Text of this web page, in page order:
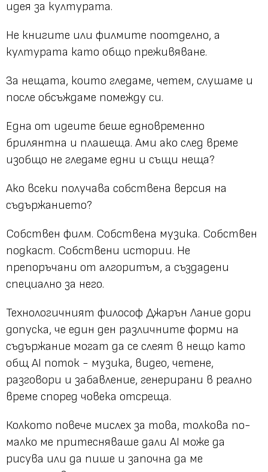
идея за културата.
Не книгите или филмите поотделно, а
културата като общо преживяване.
За нещата, които гледаме, четем, слушаме и
после обсъждаме помежду си.
Една от идеите беше едновременно
брилянтна и плашеща. Ами ако след време
изобщо не гледаме едни и същи неща?
Ако всеки получава собствена версия на
съдържанието?
Собствен филм. Собствена музика. Собствен
подкаст. Собствени истории. Не
препоръчани от алгоритъм, а създадени
специално за него.
Технологичният философ Джарън Лание дори
допуска, че един ден различните форми на
съдържание могат да се слеят в нещо като
общ AI поток - музика, видео, четене,
разговори и забавление, генерирани в реално
време според човека отсреща.
Колкото повече мислех за това, толкова по-
малко ме притесняваше дали AI може да
рисува или да пише и започна да ме